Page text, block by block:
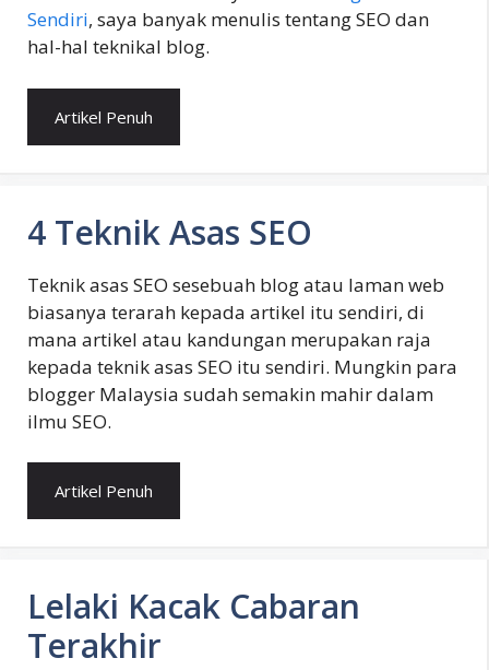
Sendiri, saya banyak menulis tentang SEO dan
hal-hal teknikal blog.
Artikel Penuh
4 Teknik Asas SEO
Teknik asas SEO sesebuah blog atau laman web
biasanya terarah kepada artikel itu sendiri, di
mana artikel atau kandungan merupakan raja
kepada teknik asas SEO itu sendiri. Mungkin para
blogger Malaysia sudah semakin mahir dalam
ilmu SEO.
Artikel Penuh
Lelaki Kacak Cabaran
Terakhir